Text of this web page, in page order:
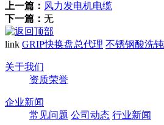
上一篇： 风力发电机电缆
下一篇： 无
link GRIP快换盘总代理 不锈钢酸洗
关于我们
资质荣誉
企业新闻
常见问题 公司动态 行业新闻